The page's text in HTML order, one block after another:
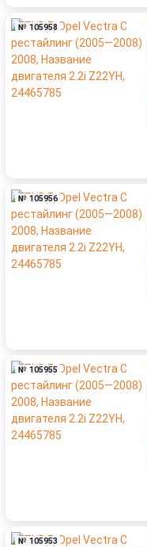
№ 105958
№ 105956
№ 105955
№ 105953